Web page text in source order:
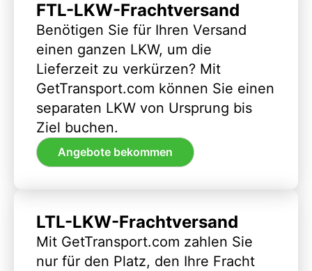
FTL-LKW-Frachtversand
Benötigen Sie für Ihren Versand
einen ganzen LKW, um die
Lieferzeit zu verkürzen? Mit
GetTransport.com können Sie einen
separaten LKW von Ursprung bis
Ziel buchen.
Angebote bekommen
LTL-LKW-Frachtversand
Mit GetTransport.com zahlen Sie
nur für den Platz, den Ihre Fracht